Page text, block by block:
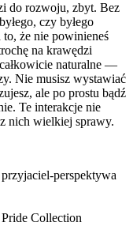
do rozwoju, zbyt. Bez
czy byłego
że nie powinieneś
na krawędzi
naturalne —
Nie musisz wystawiać
ale po prostu bądź
Te interakcje nie
nich wielkiej sprawy.
perspektywa
Collection